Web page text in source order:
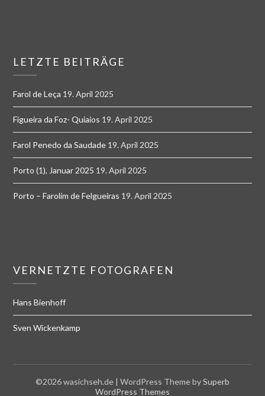
LETZTE BEITRÄGE
Farol de Leça 19. April 2025
Figueira da Foz- Quiaios 19. April 2025
Farol Penedo da Saudade 19. April 2025
Porto (1), Januar 2025 19. April 2025
Porto – Farolim de Felgueiras 19. April 2025
VERNETZTE FOTOGRAFEN
Hans Bienhoff
Sven Wickenkamp
©2026 wasichseh.de | WordPress Theme bySuperb
WordPress Themes